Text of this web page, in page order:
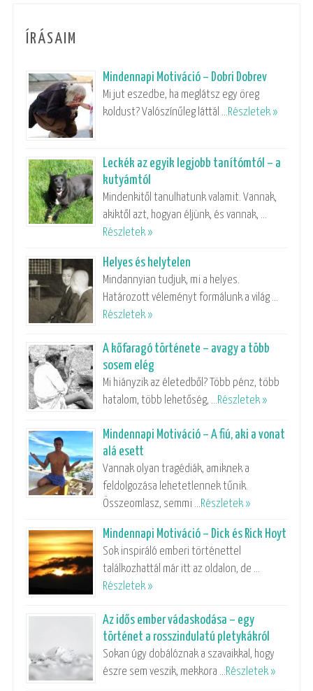
ÍRÁSAIM
Mindennapi Motiváció – Dobri Dobrev
Mi jut eszedbe, ha meglátsz egy öreg
koldust? Valószínűleg láttál …Részletek »
Leckék az egyik legjobb tanítómtól – a
kutyámtól
Mindenkitől tanulhatunk valamit. Vannak,
akiktől azt, hogyan éljünk, és vannak, …
Részletek »
Helyes és helytelen
Mindannyian tudjuk, mi a helyes.
Határozott véleményt formálunk a világ …
Részletek »
A kőfaragó története – avagy a több
sosem elég
Mi hiányzik az életedből? Több pénz, több
hatalom, több lehetőség, …Részletek »
Mindennapi Motiváció – A fiú, aki a vonat
alá esett
Vannak olyan tragédiák, amiknek a
feldolgozása lehetetlennek tűnik.
Összeomlasz, semmi …Részletek »
Mindennapi Motiváció – Dick és Rick Hoyt
Sok inspiráló emberi történettel
találkozhattál már itt az oldalon, de …
Részletek »
Az idős ember vádaskodása – egy
történet a rosszindulatú pletykákról
Sokan úgy dobálóznak a szavaikkal, hogy
észre sem veszik, mekkora …Részletek »